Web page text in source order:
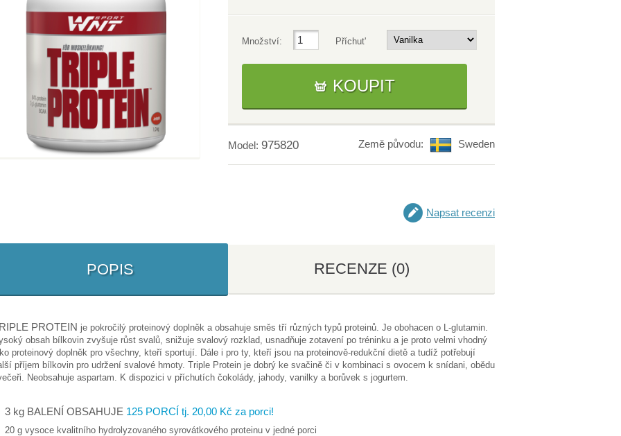
Množství: Příchut'
KOUPIT
Model: 975820 Země původu: Sweden
Napsat recenzi
POPIS RECENZE (0)
PROTEIN je pokročilý proteinový doplněk a obsahuje směs tří různých typů proteinů. Je obohacen o L-glutamin.
obsah bílkovin zvyšuje růst svalů, snižuje svalový rozklad, usnadňuje zotavení po tréninku a je proto velmi vhodný
proteinový doplněk pro všechny, kteří sportují. Dále i pro ty, kteří jsou na proteinově-redukční dietě a tudíž potřebují
příjem bílkovin pro udržení svalové hmoty. Triple Protein je dobrý ke svačině či v kombinaci s ovocem k snídani, obědu
Neobsahuje aspartam. K dispozici v příchutích čokolády, jahody, vanilky a borůvek s jogurtem.
3 kg BALENÍ OBSAHUJE 125 PORCÍ tj. 20,00 Kč za porci!
20 g vysoce kvalitního hydrolyzovaného syrovátkového proteinu v jedné porci